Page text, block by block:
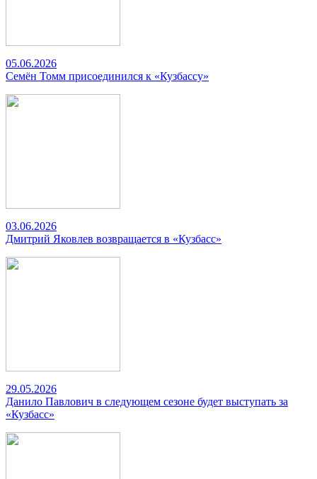
05.06.2026
Семён Томм присоединился к «Кузбассу»
03.06.2026
Дмитрий Яковлев возвращается в «Кузбасс»
29.05.2026
Данило Павлович в следующем сезоне будет выступать за
«Кузбасс»